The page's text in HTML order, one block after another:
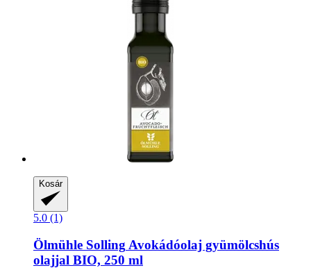
Kosár
5.0 (1)
Ölmühle Solling Avokádóolaj gyümölcshús
olajjal BIO, 250 ml